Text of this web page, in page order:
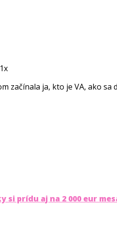
začínala ja, kto je VA, ako sa
si prídu aj na 2 000 eur